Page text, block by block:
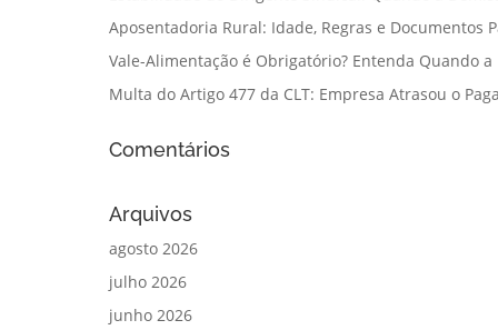
Aposentadoria Rural: Idade, Regras e Documentos
Vale-Alimentação é Obrigatório? Entenda Quando
Multa do Artigo 477 da CLT: Empresa Atrasou o
Comentários
Arquivos
agosto 2026
julho 2026
junho 2026